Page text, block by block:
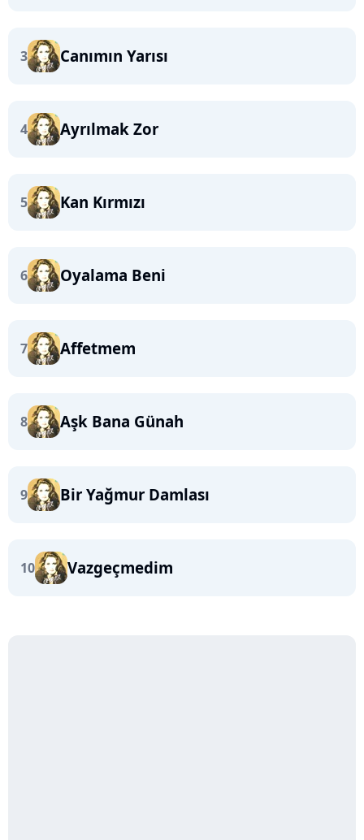
3 Canımın Yarısı
4 Ayrılmak Zor
5 Kan Kırmızı
6 Oyalama Beni
7 Affetmem
8 Aşk Bana Günah
9 Bir Yağmur Damlası
10 Vazgeçmedim